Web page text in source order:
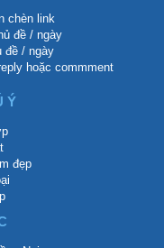
chèn link
đề / ngày
đề / ngày
hoặc commment
Ý
đẹp